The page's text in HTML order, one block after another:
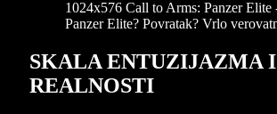
SKALA ENTUZIJAZMA I
REALNOSTI